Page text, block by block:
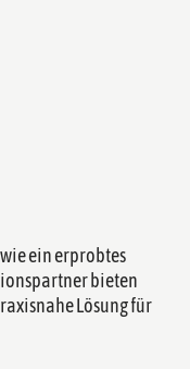
ein erprobtes
bieten
Lösung für